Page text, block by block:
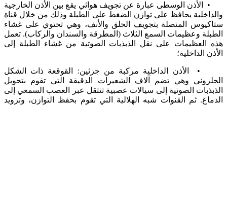
الوسطى عبارة عن تجويف هوائي يقع بين الأذن الخارجية
يحافظ على توازن الضغط على الطبلة وذلك من خلال قناة
المتصلة بتجويف الحلق والأنف، وهي تحتوي على غشاء
وعظيمات السمع الثلاث (المطرقة والسندان والركاب). تعمل
على نقل الذبذبات الصوتية من غشاء الطبلة إلى
الداخلية؛
الداخلية مركبة من جزئين: القوقعة ذات الشكل
وهي تضم آلاف الشعيرات الدقيقة التي تقوم بتحويل
الصوتية إلى سيالات عصبية تنتقل عبر العصب السمعي إلى
ثم القنوات شبه الهلالية التي تقوم بحفظ التوازن،وتزويد